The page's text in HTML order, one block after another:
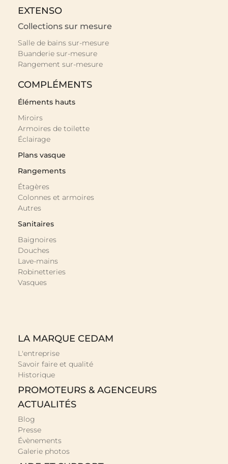
EXTENSO
Collections sur mesure
Salle de bains sur-mesure
Buanderie sur-mesure
Rangement sur-mesure
COMPLÉMENTS
Éléments hauts
Miroirs
Armoires de toilette
Éclairage
Plans vasque
Rangements
Étagères
Colonnes et armoires
Autres
Sanitaires
Baignoires
Douches
Lave-mains
Robinetteries
Vasques
LA MARQUE CEDAM
L'entreprise
Savoir faire et qualité
Historique
PROMOTEURS & AGENCEURS
ACTUALITÉS
Blog
Presse
Évènements
Galerie photos